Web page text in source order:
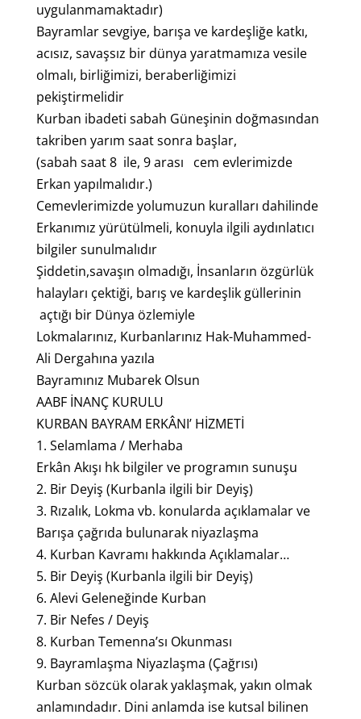
uygulanmamaktadır)
Bayramlar sevgiye, barışa ve kardeşliğe katkı,
acısız, savaşsız bir dünya yaratmamıza vesile
olmalı, birliğimizi, beraberliğimizi
pekiştirmelidir
Kurban ibadeti sabah Güneşinin doğmasından
takriben yarım saat sonra başlar,
(sabah saat 8 ile, 9 arası cem evlerimizde
Erkan yapılmalıdır.)
Cemevlerimizde yolumuzun kuralları dahilinde
Erkanımız yürütülmeli, konuyla ilgili aydınlatıcı
bilgiler sunulmalıdır
Şiddetin,savaşın olmadığı, İnsanların özgürlük
halayları çektiği, barış ve kardeşlik güllerinin
açtığı bir Dünya özlemiyle
Lokmalarınız, Kurbanlarınız Hak-Muhammed-
Ali Dergahına yazıla
Bayramınız Mubarek Olsun
AABF İNANÇ KURULU
KURBAN BAYRAM ERKÂNI’ HİZMETİ
1. Selamlama / Merhaba
Erkân Akışı hk bilgiler ve programın sunuşu
2. Bir Deyiş (Kurbanla ilgili bir Deyiş)
3. Rızalık, Lokma vb. konularda açıklamalar ve
Barışa çağrıda bulunarak niyazlaşma
4. Kurban Kavramı hakkında Açıklamalar…
5. Bir Deyiş (Kurbanla ilgili bir Deyiş)
6. Alevi Geleneğinde Kurban
7. Bir Nefes / Deyiş
8. Kurban Temenna’sı Okunması
9. Bayramlaşma Niyazlaşma (Çağrısı)
Kurban sözcük olarak yaklaşmak, yakın olmak
anlamındadır. Dini anlamda ise kutsal bilinen